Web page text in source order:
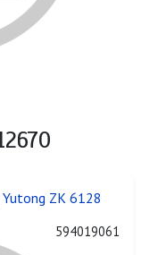
Yutong ZK 6128
594019061